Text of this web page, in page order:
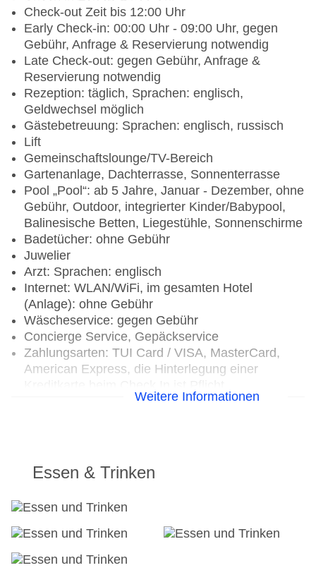
Check-out Zeit bis 12:00 Uhr
Early Check-in: 00:00 Uhr - 09:00 Uhr, gegen
Gebühr, Anfrage & Reservierung notwendig
Late Check-out: gegen Gebühr, Anfrage &
Reservierung notwendig
Rezeption: täglich, Sprachen: englisch,
Geldwechsel möglich
Gästebetreuung: Sprachen: englisch, russisch
Lift
Gemeinschaftslounge/TV-Bereich
Gartenanlage, Dachterrasse, Sonnenterrasse
Pool „Pool“: ab 5 Jahre, Januar - Dezember, ohne
Gebühr, Outdoor, integrierter Kinder/Babypool,
Balinesische Betten, Liegestühle, Sonnenschirme
Badetücher: ohne Gebühr
Juwelier
Arzt: Sprachen: englisch
Internet: WLAN/WiFi, im gesamten Hotel
(Anlage): ohne Gebühr
Wäscheservice: gegen Gebühr
Concierge Service, Gepäckservice
Zahlungsarten: TUI Card / VISA, MasterCard,
American Express, die Hinterlegung einer
Haustiere nicht erlaubt
überdacht
Businesscenter
Tagungseinrichtungen: Konferenzräume: 3,
klimatisierte Tagungsräume, Tageslicht,
Tagungsequipment: gegen Gebühr, Coffee
Gebäudeanzahl: 01, Etagen: 08, Zimmer: 172
Weitere Informationen
Essen & Trinken